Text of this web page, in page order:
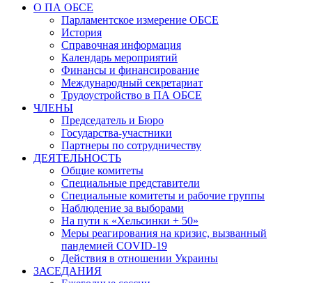
О ПА ОБСЕ
Парламентское измерение ОБСЕ
История
Справочная информация
Календарь мероприятий
Финансы и финансирование
Международный секретариат
Трудоустройство в ПА ОБСЕ
ЧЛЕНЫ
Председатель и Бюро
Государства-участники
Партнеры по сотрудничеству
ДЕЯТЕЛЬНОСТЬ
Общие комитеты
Специальные представители
Специальные комитеты и рабочие группы
Наблюдение за выборами
На пути к «Хельсинки + 50»
Меры реагирования на кризис, вызванный
пандемией COVID-19
Действия в отношении Украины
ЗАСЕДАНИЯ